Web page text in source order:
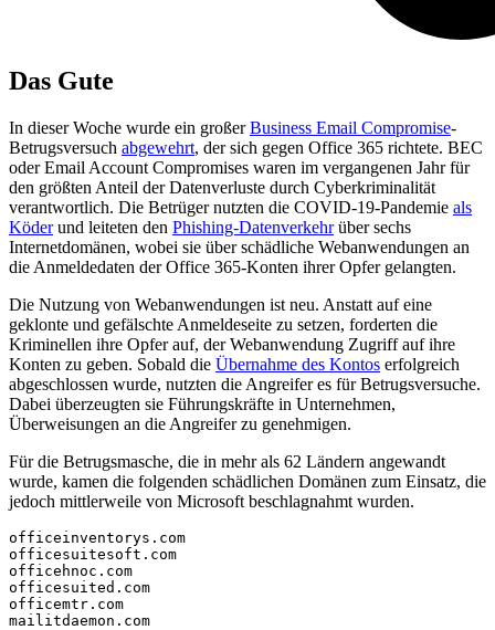
Das Gute
In dieser Woche wurde ein großerBusiness Email Compromise-
Betrugsversuch abgewehrt, der sich gegen Office 365 richtete. BEC
oder Email Account Compromises waren im vergangenen Jahr für
den größten Anteil der Datenverluste durch Cyberkriminalität
verantwortlich. Die Betrüger nutzten die COVID-19-Pandemie als
Köderund leiteten den Phishing-Datenverkehrüber sechs
Internetdomänen, wobei sie über schädliche Webanwendungen an
die Anmeldedaten der Office 365-Konten ihrer Opfer gelangten.
Die Nutzung von Webanwendungen ist neu. Anstatt auf eine
geklonte und gefälschte Anmeldeseite zu setzen, forderten die
Kriminellen ihre Opfer auf, der Webanwendung Zugriff auf ihre
Konten zu geben. Sobald die Übernahme des Kontos erfolgreich
abgeschlossen wurde, nutzten die Angreifer es für Betrugsversuche.
Dabei überzeugten sie Führungskräfte in Unternehmen,
Überweisungen an die Angreifer zu genehmigen.
Für die Betrugsmasche, die in mehr als 62 Ländern angewandt
wurde, kamen die folgenden schädlichen Domänen zum Einsatz, die
jedoch mittlerweile von Microsoft beschlagnahmt wurden.
officeinventorys .com
officesuitesoft .com
officehnoc .com
officesuited .com
officemtr .com
mailitdaemon .com